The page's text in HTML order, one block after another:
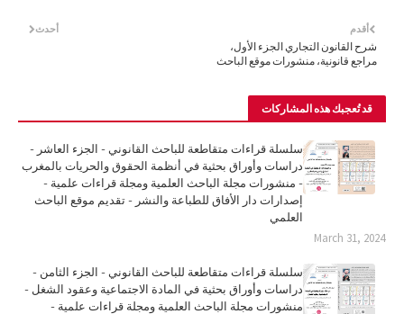
أحدث أقدم
شرح القانون التجاري الجزء الأول،
مراجع قانونية، منشورات موقع الباحث
قد تُعجبك هذه المشاركات
سلسلة قراءات متقاطعة للباحث القانوني - الجزء العاشر -
دراسات وأوراق بحثية في أنظمة الحقوق والحريات بالمغرب
- منشورات مجلة الباحث العلمية ومجلة قراءات علمية -
إصدارات دار الأفاق للطباعة والنشر - تقديم موقع الباحث
العلمي
March 31, 2024
سلسلة قراءات متقاطعة للباحث القانوني - الجزء الثامن -
دراسات وأوراق بحثية في المادة الاجتماعية وعقود الشغل -
منشورات مجلة الباحث العلمية ومجلة قراءات علمية -